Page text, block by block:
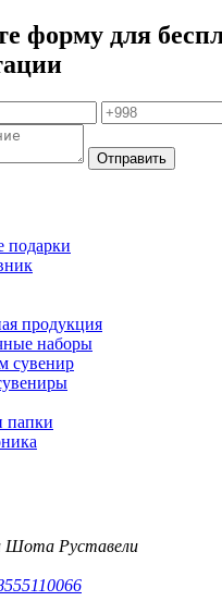
форму для
Отправить
подарки
продукция
наборы
сувенир
папки
Шота Руставели